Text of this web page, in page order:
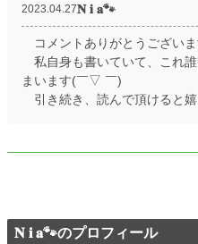
2023.04.27𝐍 𝐢 𝐚🐾
コメントありがとうございま
私自身も書いていて、これ
まいます(￣▽ ￣)
引き続き、読んで頂けると嬉
𝐍 𝐢 𝐚🐾のプロフィール